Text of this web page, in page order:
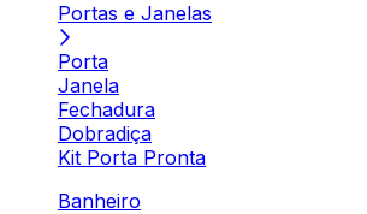
Portas e Janelas
Porta
Janela
Fechadura
Dobradiça
Kit Porta Pronta
Banheiro